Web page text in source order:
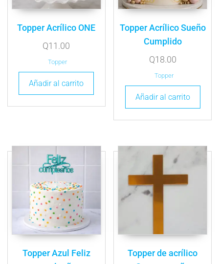
Topper Acrílico ONE
Q11.00
Topper
Añadir al carrito
Topper Acrílico Sueño
Cumplido
Q18.00
Topper
Añadir al carrito
Topper Azul Feliz
Topper de acrílico